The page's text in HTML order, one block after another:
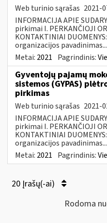
Web turinio sąrašas 2021-
INFORMACIJA APIE
pirkimai I. PERKANČIOJI
KONTAKTINIAI
organizacijos pavadinimas...
Metai: 2021 Pagrindinis:
Gyventojų pajamų
sistemos (GYPAS)
pirkimas
Web turinio sąrašas 2021-
INFORMACIJA APIE
pirkimai I. PERKANČIOJI
KONTAKTINIAI
organizacijos pavadinimas...
Metai: 2021 Pagrindinis:
20 Įrašų(-ai)
Rodoma